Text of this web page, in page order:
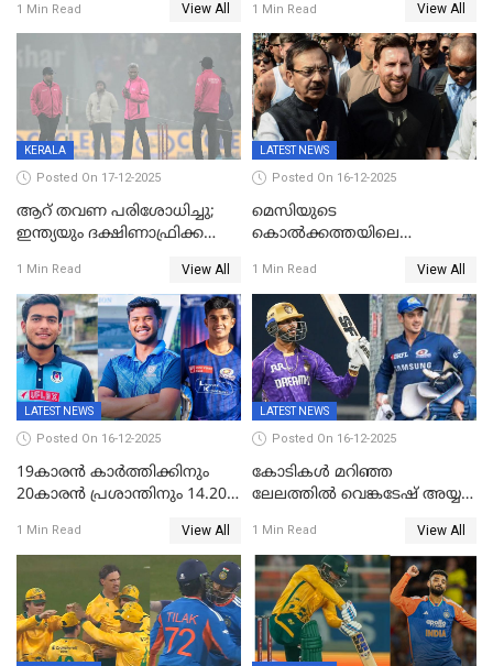
മാറ്റം
1 Min Read View All
ഇന്ത്യ ഫൈനലിൽ
1 Min Read View All
KERALA
Posted On 17-12-2025
ആറ് തവണ പരിശോധിച്ചു;
ഇന്ത്യയും ദക്ഷിണാഫ്രിക്കയും
ഉപേക്ഷിച്ചു
1 Min Read View All
LATEST NEWS
Posted On 16-12-2025
മെസിയുടെ
കൊൽക്കത്തയിലെ
സംഘർഷം: കായിക മന്ത്രി
അരൂപ് ബിശ്വാസ് രാജിവച്ചു
1 Min Read View All
LATEST NEWS
Posted On 16-12-2025
19കാരൻ കാർത്തിക്കിനും
20കാരൻ പ്രശാന്തിനും 14.20
കോടിക്ക് ഡൽഹിയിൽ;
മലയാളി താരം വിഘ്നേഷ്
പുത്തുർ രാജസ്ഥാനിൽ
1 Min Read View All
LATEST NEWS
Posted On 16-12-2025
കോടികൾ മറിഞ്ഞ
ലേലത്തിൽ വെങ്കടേഷ് അയ്യര്‍
ബംഗളൂരുവില്‍; ക്വിന്റണ്‍ ഡി
കോക്ക് മുംബൈ
ഇന്ത്യന്‍സില്‍; 25കോടിക്ക്
കാമറൂൺ ഗ്രീൻ
കൊൽക്കത്തയിൽ
1 Min Read View All